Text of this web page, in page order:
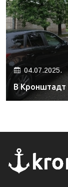
04.07.2025.
В Кронштадт